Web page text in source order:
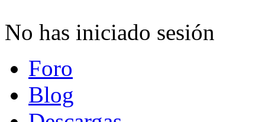
No has iniciado sesión
Foro
Blog